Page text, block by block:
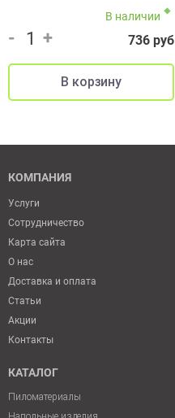
В наличии
- + 736 руб
КОМПАНИЯ
Услуги
Сотрудничество
Карта сайта
О нас
Доставка и оплата
Статьи
Акции
Контакты
КАТАЛОГ
Пиломатериалы